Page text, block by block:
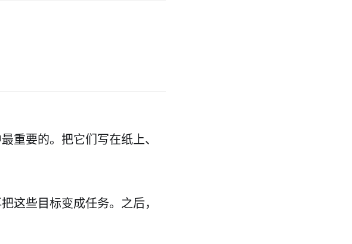
重要的。把它们写在纸上、
这些目标变成任务。之后，